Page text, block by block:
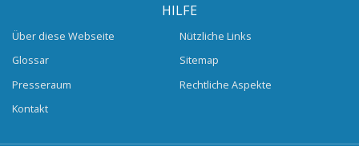
HILFE
Über diese Webseite
Glossar
Presseraum
Kontakt
Nützliche Links
Sitemap
Rechtliche Aspekte